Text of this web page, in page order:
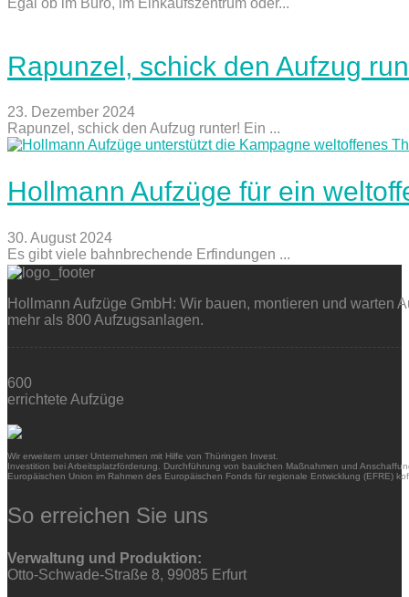
Rapunzel, schick den Aufzug
23. Dezember 2024
Rapunzel, schick den Aufzug runter! Ein ...
Hollmann Aufzüge für ein
30. August 2024
Es gibt viele bahnbrechende Erfindungen ...
Hollmann Aufzüge GmbH: Wir bauen, montieren und warten
mehr als 800 Aufzugsanlagen.
600
errichtete Aufzüge
Wir erweitern unser Unternehmen mit Hilfe von Thüringen Invest.
Investition bei Arbeitsplatzförderung. Durchführung von baulichen Maßnahmen und
Europäischen Union im Rahmen des Europäischen Fonds für regionale Entwicklung (EFRE)
So erreichen Sie uns
Verwaltung und Produktion:
Otto-Schwade-Straße 8, 99085 Erfurt